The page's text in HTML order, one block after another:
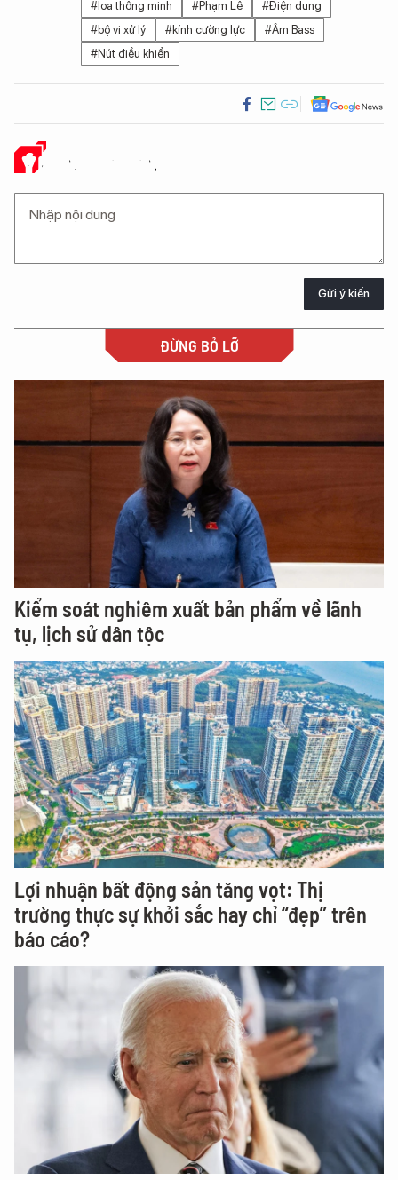
#loa thông minh #Phạm Lê
#Điện dung
#bộ vi xử lý
#kính cường lực
#Âm Bass
#Nút điều khiển
Ý KIẾN CỦA BẠN
Gửi ý kiến
ĐỪNG BỎ LỠ
Kiểm soát nghiêm xuất bản phẩm về lãnh
tụ, lịch sử dân tộc
Lợi nhuận bất động sản tăng vọt: Thị
trường thực sự khởi sắc hay chỉ “đẹp” trên
báo cáo?